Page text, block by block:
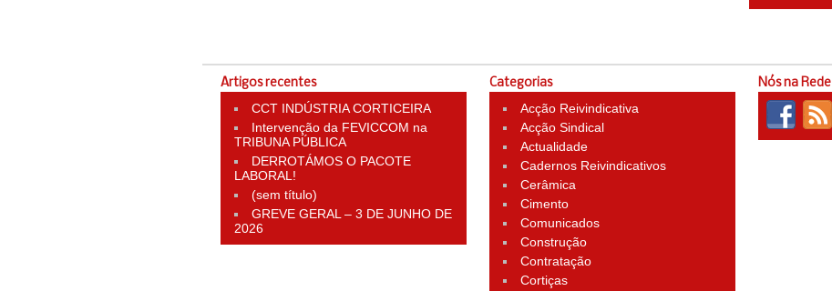
Artigos recentes
CCT INDÚSTRIA CORTICEIRA
Intervenção da FEVICCOM na
TRIBUNA PÚBLICA
DERROTÁMOS O PACOTE
LABORAL!
(sem título)
GREVE GERAL – 3 DE JUNHO DE
2026
Nós na Rede
Categorias
Acção Reivindicativa
Acção Sindical
Actualidade
Cadernos Reivindicativos
Cerâmica
Cimento
Comunicados
Construção
Contratação
Cortiças